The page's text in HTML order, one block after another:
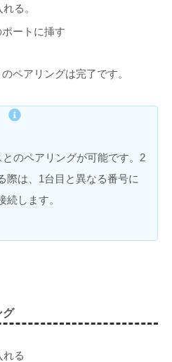
る。
ートに挿す
ペアリングは完了です。
のペアリングが可能です。2
際は、1台目と異なる番号に
します。
グ
れる